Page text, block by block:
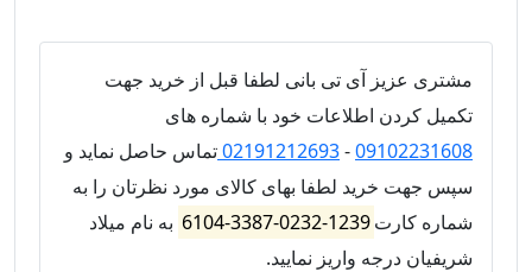
مشتری عزیز آی تی بانی لطفا قبل از خرید جهت
تکمیل کردن اطلاعات خود با شماره های
09102231608
-
02191212693تماس حاصل نماید و
سپس جهت خرید لطفا بهای کالای مورد نظرتان را به
شماره کارت1239-0232-3387-6104
به نام میلاد
شریفیان درجه واریز نمایید.